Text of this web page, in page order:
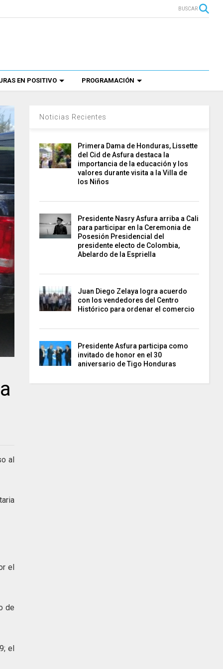
BUSCAR
EN POSITIVO PROGRAMACIÓN
al
el
de
el
Noticias Recientes
Primera Dama de Honduras, Lissette
del Cid de Asfura destaca la
importancia de la educación y los
valores durante visita a la Villa de
los Niños
Presidente Nasry Asfura arriba a Cali
para participar en la Ceremonia de
Posesión Presidencial del
presidente electo de Colombia,
Abelardo de la Espriella
Juan Diego Zelaya logra acuerdo
con los vendedores del Centro
Histórico para ordenar el comercio
Presidente Asfura participa como
invitado de honor en el 30
aniversario de Tigo Honduras